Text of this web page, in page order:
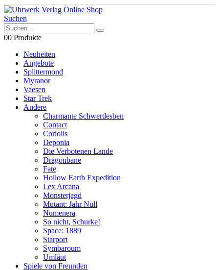
Suchen
00 Produkte
Neuheiten
Angebote
Splittermond
Myranor
Vaesen
Star Trek
Andere
Charmante Schwertlesben
Contact
Coriolis
Deponia
Die Verbotenen Lande
Dragonbane
Fate
Hollow Earth Expedition
Lex Arcana
Monsterjagd
Mutant: Jahr Null
Numenera
So nicht, Schurke!
Space: 1889
Starport
Symbaroum
Umläut
Spiele von Freunden